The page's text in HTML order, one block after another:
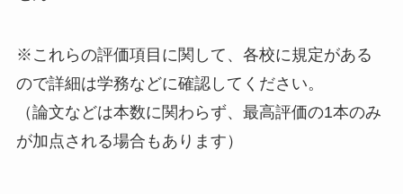
※これらの評価項目に関して、各校に規定がある
ので詳細は学務などに確認してください。
（論文などは本数に関わらず、最高評価の1本のみ
が加点される場合もあります）